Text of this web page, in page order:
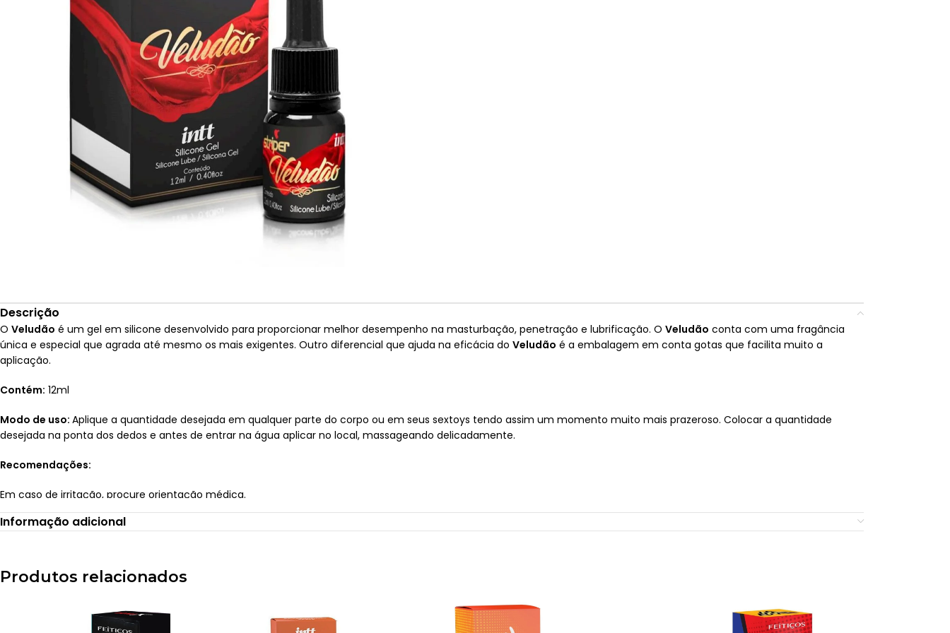
Descrição
O Veludão é um gel em silicone desenvolvido para proporcionar melhor desempenho na masturbação, penetração e lubrificação. O Veludão conta com uma fragância
única e especial que agrada até mesmo os mais exigentes. Outro diferencial que ajuda na eficácia do Veludão é a embalagem em conta gotas que facilita muito a
aplicação.
Contém: 12ml
Modo de uso: Aplique a quantidade desejada em qualquer parte do corpo ou em seus sextoys tendo assim um momento muito mais prazeroso. Colocar a quantidade
desejada na ponta dos dedos e antes de entrar na água aplicar no local, massageando delicadamente.
Recomendações:
Em caso de irritação, procure orientação médica.
Manter longe do calor.
Não possui ação contraceptiva.
Composição:Cyclopentasiloxane, Dimethiconol, Parfum, Butyphenyl Methylpropional, coumarin, hexyl cinnamal, limonene, linalool.
Informação adicional
Produtos relacionados